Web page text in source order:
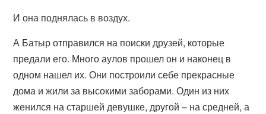
И она поднялась в воздух.
А Батыр отправился на поиски друзей, которые
предали его. Много аулов прошел он и наконец в
одном нашел их. Они построили себе прекрасные
дома и жили за высокими заборами. Один из них
женился на старшей девушке, другой – на средней, а